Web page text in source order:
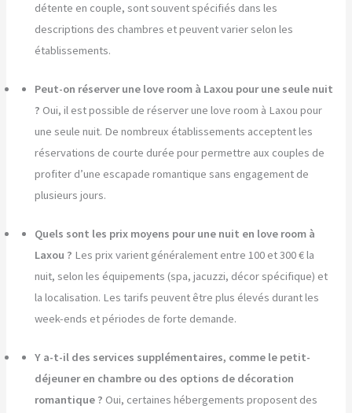
détente en couple, sont souvent spécifiés dans les
descriptions des chambres et peuvent varier selon les
établissements.
Peut-on réserver une love room à Laxou pour une seule nuit
? Oui, il est possible de réserver une love room à Laxou pour
une seule nuit. De nombreux établissements acceptent les
réservations de courte durée pour permettre aux couples de
profiter d’une escapade romantique sans engagement de
plusieurs jours.
Quels sont les prix moyens pour une nuit en love room à
Laxou ? Les prix varient généralement entre 100 et 300 € la
nuit, selon les équipements (spa, jacuzzi, décor spécifique) et
la localisation. Les tarifs peuvent être plus élevés durant les
week-ends et périodes de forte demande.
Y a-t-il des services supplémentaires, comme le petit-
déjeuner en chambre ou des options de décoration
romantique ? Oui, certaines hébergements proposent des